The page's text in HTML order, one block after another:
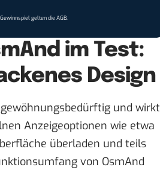
gelten dieAGB.
im Test:
Design
und wirkt
Anzeigeoptionen wie etwa
überladen und teils
von OsmAnd